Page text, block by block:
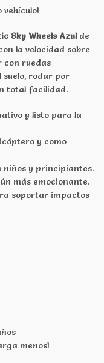
vehículo!
Sky Wheels Azulde
la velocidad sobre
con ruedas
suelo, rodar por
total facilidad.
y listo para la
y como
y principiantes.
más emocionante.
soportar impactos
menos!